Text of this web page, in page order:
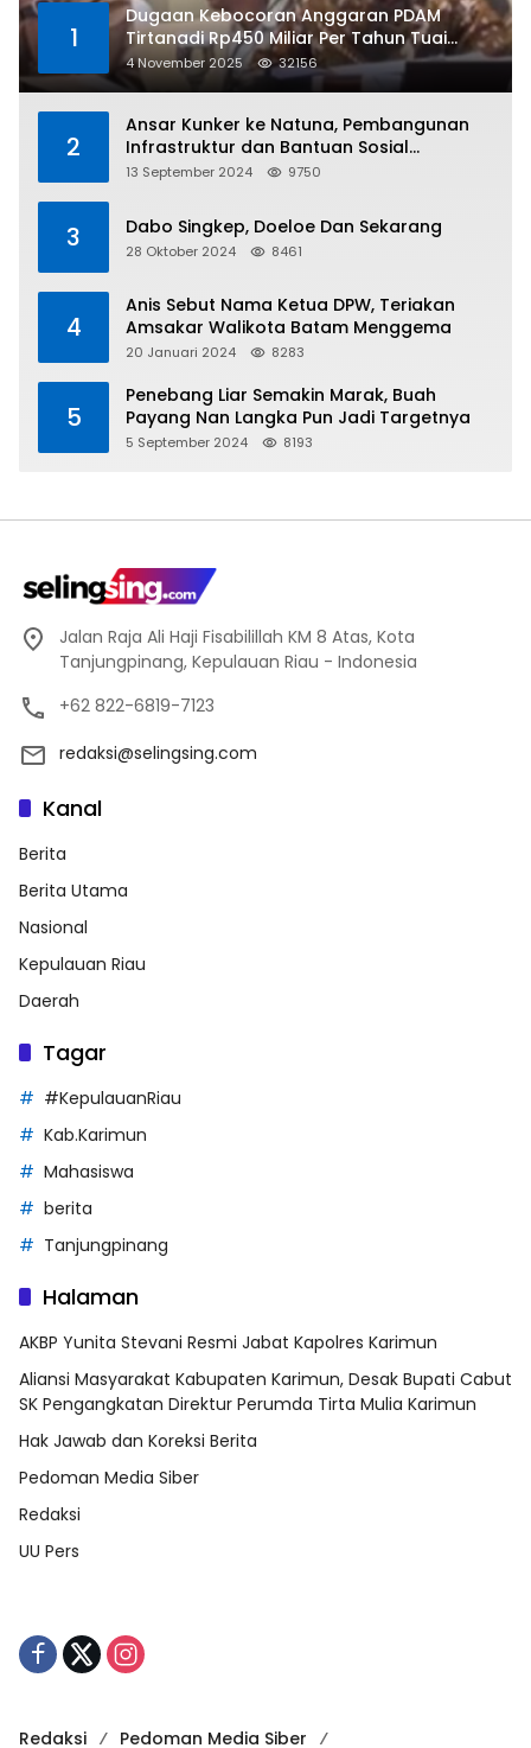
1
Dugaan Kebocoran Anggaran PDAM
Tirtanadi Rp450 Miliar Per Tahun Tuai
Kritikan
4 November 2025 32156
2
Ansar Kunker ke Natuna, Pembangunan
Infrastruktur dan Bantuan Sosial
Direalisasikan Hingga Pulau Tiga
13 September 2024 9750
3 Dabo Singkep, Doeloe Dan Sekarang
28 Oktober 2024 8461
4
Anis Sebut Nama Ketua DPW, Teriakan
Amsakar Walikota Batam Menggema
20 Januari 2024 8283
5
Penebang Liar Semakin Marak, Buah
Payang Nan Langka Pun Jadi Targetnya
5 September 2024 8193
Jalan Raja Ali Haji Fisabilillah KM 8 Atas, Kota
Tanjungpinang, Kepulauan Riau - Indonesia
+62 822-6819-7123
redaksi@selingsing.com
Kanal
Berita
Berita Utama
Nasional
Kepulauan Riau
Daerah
Tagar
#KepulauanRiau
Kab.Karimun
Mahasiswa
berita
Tanjungpinang
Halaman
AKBP Yunita Stevani Resmi Jabat Kapolres Karimun
Aliansi Masyarakat Kabupaten Karimun, Desak Bupati Cabut
SK Pengangkatan Direktur Perumda Tirta Mulia Karimun
Hak Jawab dan Koreksi Berita
Pedoman Media Siber
Redaksi
UU Pers
Redaksi Pedoman Media Siber